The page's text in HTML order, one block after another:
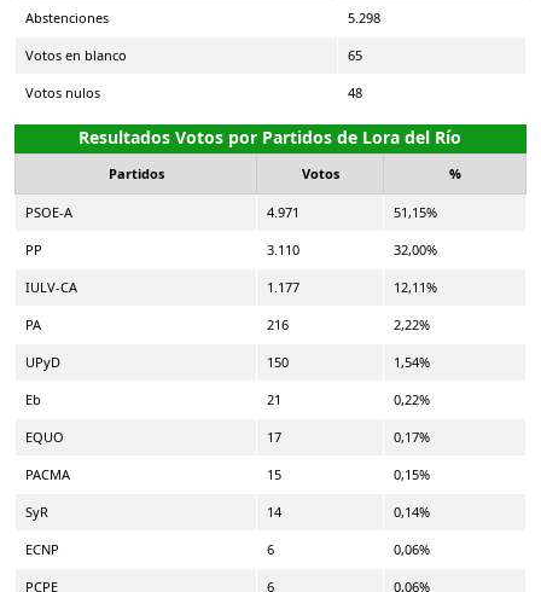
Abstenciones 5.298
Votos en blanco 65
Votos nulos 48
Resultados Votos por Partidos de Lora del Río
Partidos Votos %
PSOE-A 4.971 51,15%
PP 3.110 32,00%
IULV-CA 1.177 12,11%
PA 216 2,22%
UPyD 150 1,54%
Eb 21 0,22%
EQUO 17 0,17%
PACMA 15 0,15%
SyR 14 0,14%
ECNP 6 0,06%
PCPE 6 0,06%